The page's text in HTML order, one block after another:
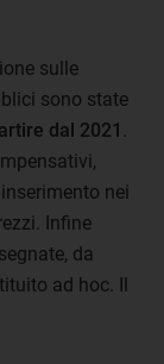
sulle
sono state
dal 2021
nei
Infine
da
ad hoc. Il